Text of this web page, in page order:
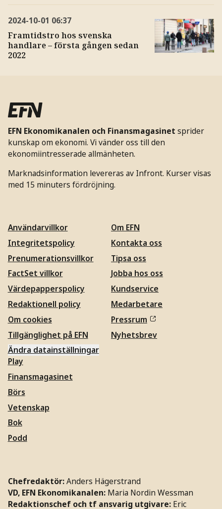
2024-10-01 06:37
Framtidstro hos svenska
handlare – första gången sedan
2022
EFN Ekonomikanalen och Finansmagasinet sprider
kunskap om ekonomi. Vi vänder oss till den
ekonomiintresserade allmänheten.
Marknadsinformation levereras av Infront. Kurser visas
med 15 minuters fördröjning.
Användarvillkor
Integritetspolicy
Prenumerationsvillkor
FactSet villkor
Värdepapperspolicy
Redaktionell policy
Om cookies
Tillgänglighet på EFN
Ändra datainställningar
Om EFN
Kontakta oss
Tipsa oss
Jobba hos oss
Kundservice
Medarbetare
Pressrum
Nyhetsbrev
Play
Finansmagasinet
Börs
Vetenskap
Bok
Podd
Chefredaktör:Anders Hägerstrand
VD, EFN Ekonomikanalen: Maria Nordin Wessman
Redaktionschef och tf ansvarig utgivare: Eric